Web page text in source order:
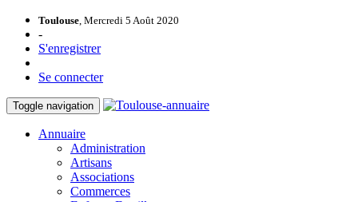
Toulouse, Mercredi 5 Août 2020
-
S'enregistrer
Se connecter
Toggle navigation
Annuaire
Administration
Artisans
Associations
Commerces